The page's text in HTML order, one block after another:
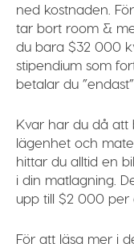
ned kostnaden.
tar bort room &
du bara $32 000
stipendium som
betalar du
Kvar har du då att
lägenhet och
hittar du alltid en
i din matlagning.
upp till $2 000 per
För att läsa mer i